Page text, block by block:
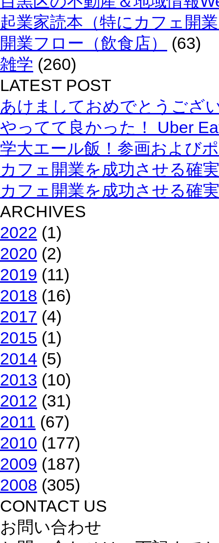
起業家読本（特にカフェ開
開業フロー（飲食店）
(63)
雑学 (260)
LATEST POST
あけましておめでとうござ
やってて良かった！ Uber
学大エール飯！参画および
カフェ開業を成功させる確
カフェ開業を成功させる確
ARCHIVES
2022 (1)
2020 (2)
2019 (11)
2018 (16)
2017 (4)
2015 (1)
2014 (5)
2013 (10)
2012 (31)
2011 (67)
2010 (177)
2009 (187)
2008 (305)
CONTACT US
お問い合わせ